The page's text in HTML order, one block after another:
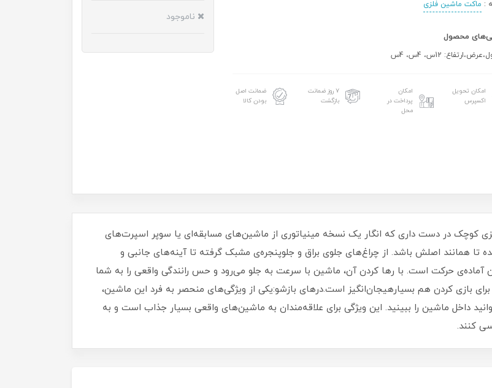
: ماکت ماشین فلزی
محصول
12س، 4س، 4س
امکان تحویل
اکسپرس
امکان
پرداخت در
محل
۷ روز ضمانت
بازگشت
ضمانت اصل
بودن کالا
ناموجود
کوچک در دست داری که انگار یک نسخه مینیاتوری از ماشین‌های مسابقه‌ای یا سوپر اسپرت‌های
همانند اصلش باشد. از چراغ‌های جلوی براق و جلوپنجره‌ی مشبک گرفته تا آینه‌های جانبی و
حرکت است. با رها کردن آن، ماشین با سرعت به جلو می‌رود و حس رانندگی واقعی را به شما
بازی کردن هم بسیارهیجان‌انگیز است.درهای بازشو:یکی از ویژگی‌های منحصر به فرد این ماشین،
داخل ماشین را ببینید. این ویژگی برای علاقه‌مندان به ماشین‌های واقعی بسیار جذاب است و به
کنند.